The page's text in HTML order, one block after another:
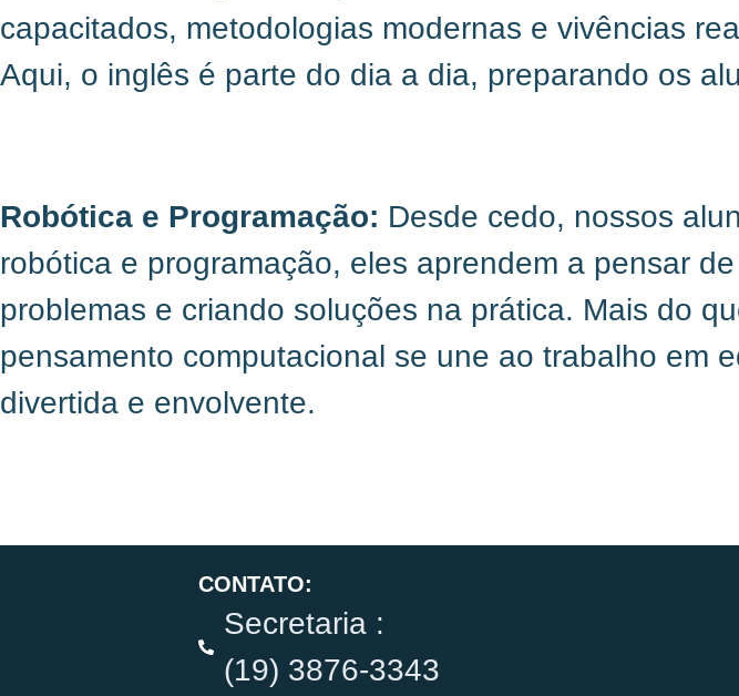
capacitados, metodologias modernas e vivências
Aqui, o inglês é parte do dia a dia, preparando os
Robótica e Programação: Desde cedo, nossos
robótica e programação, eles aprendem a pensar
problemas e criando soluções na prática. Mais do
pensamento computacional se une ao trabalho
divertida e envolvente.
CONTATO:
Secretaria :
(19) 3876-3343